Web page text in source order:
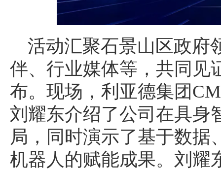
活动汇聚石景山区政府
伴、行业媒体等，共同见
布。现场，利亚德集团
刘耀东介绍了公司在具身
局，同时演示了基于数据
机器人的赋能成果。刘耀